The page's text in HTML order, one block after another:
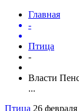
Главная
-
Птица
-
Власти
...
Птица 26